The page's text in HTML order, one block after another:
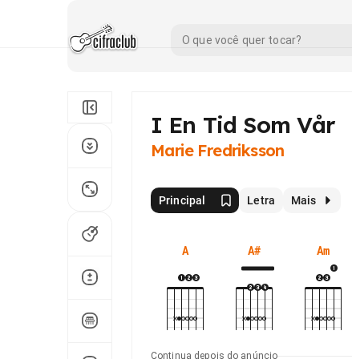
I En Tid Som Vår
Marie Fredriksson
Principal Letra Mais
A A# Am
Continua depois do anúncio